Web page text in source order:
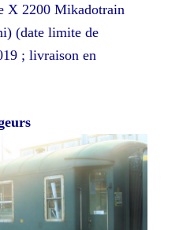
X 2200 Mikadotrain
(date limite de
; livraison en